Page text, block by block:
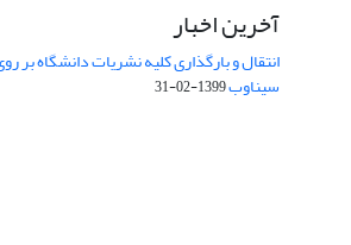
آخرین اخبار
انتقال و بارگذاری کلیه نشریات دانشگاه بر
سیناوب1399-02-31